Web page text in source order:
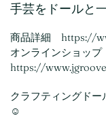
手芸をドールと
商品詳細 https://
オンラインショップ
https://
クラフティングド
☺️